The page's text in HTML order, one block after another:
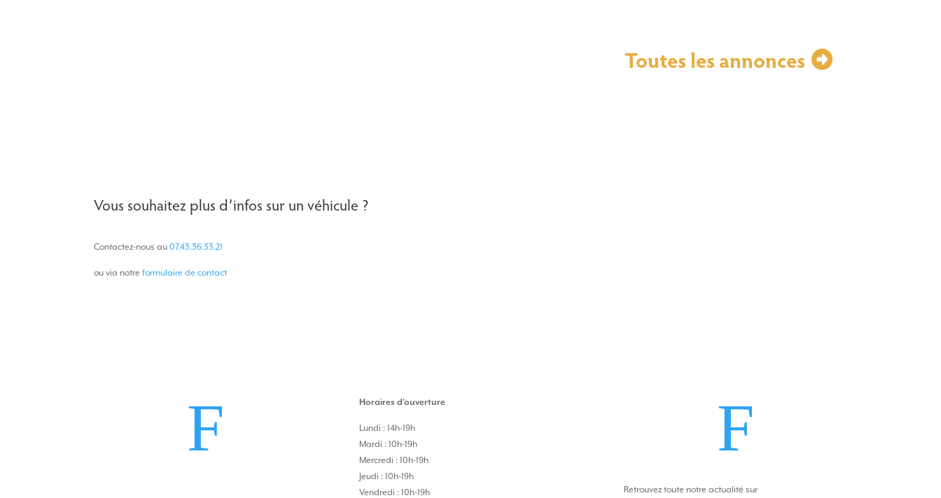
Toutes les annonces
Vous souhaitez plus d’infos sur un véhicule ?
Contactez-nous au07.43.36.33.21
ou via notreformulaire de contact
F Horaires d’ouverture
Lundi : 14h-19h
Mardi : 10h-19h
Mercredi : 10h-19h
Jeudi : 10h-19h
Vendredi : 10h-19h
F
Retrouvez toute notre actualité sur